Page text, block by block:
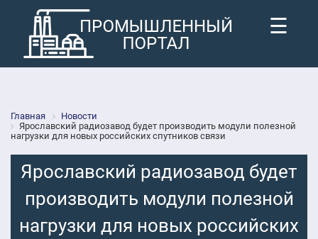
☰
Главная
Новости
Ярославский радиозавод будет производить модули полезной
нагрузки для новых российских спутников связи
Ярославский радиозавод будет
производить модули полезной
нагрузки для новых российских